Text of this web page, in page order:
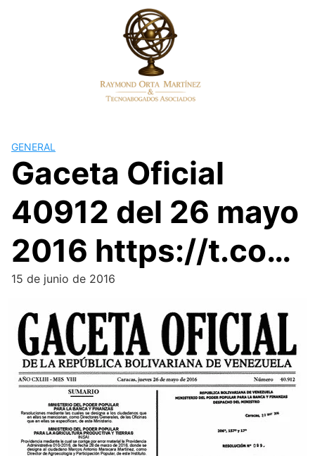
GENERAL
Gaceta Oficial
40912 del 26 mayo
2016 https://t.co…
15 de junio de 2016